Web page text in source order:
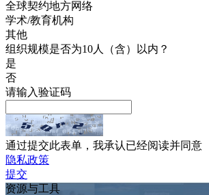
全球契约地方网络
学术/教育机构
其他
组织规模是否为10人（含）以内？
是
否
请输入验证码
通过提交此表单，我承认已经阅读并同意
隐私政策
提交
资源与工具